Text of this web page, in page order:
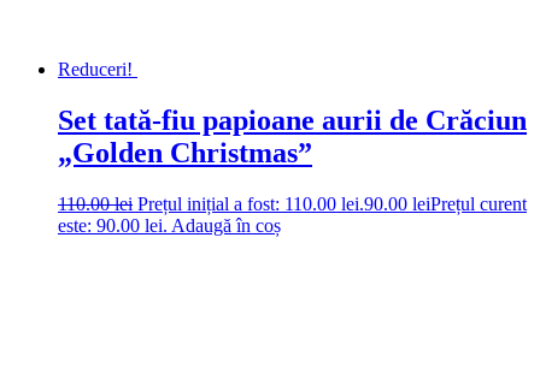
Reduceri!
Set tată-fiu papioane aurii de Crăciun
„Golden Christmas”
110.00lei Prețul inițial a fost: 110.00 lei.90.00 leiPrețul curent
este: 90.00 lei. Adaugă în coș